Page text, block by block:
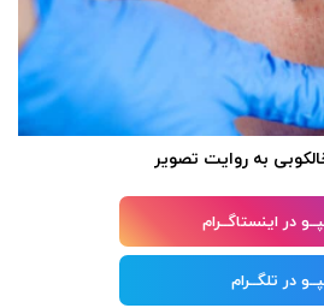
به روایت تصویر
در اینستاگــرام
در تلگــرام